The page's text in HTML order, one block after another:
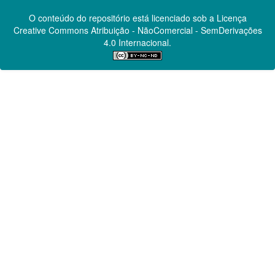
O conteúdo do repositório está licenciado sob a Licença
Creative CommonsAtribuição - NãoComercial - SemDerivações
4.0 Internacional.